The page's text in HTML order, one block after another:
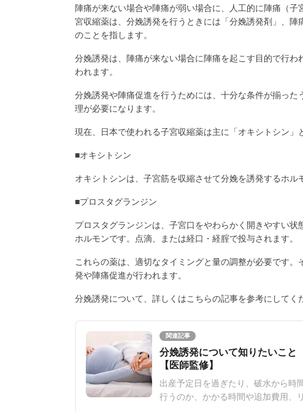
陣痛が来ない場合や陣痛が弱い場合に、人工的に陣痛（
宮収縮薬は、分娩誘発を行うときには「分娩誘発剤」、
のことを指します。
分娩誘発は、陣痛が来ない場合に陣痛を起こす目的で行
われます。
分娩誘発や陣痛促進を行うためには、十分な条件が揃っ
理が必要になります。
現在、日本で使われる子宮収縮薬は主に「オキシトシン」
■オキシトシン
オキシトシンは、子宮筋を収縮させて分娩を誘発するホル
■プロスタグランジン
プロスタグランジンは、子宮口をやわらかく開きやすい
ホルモンです。点滴、または経口・経腟で投与されます。
これらの薬は、適切なタイミングと量の調整が必要です
発や陣痛促進が行われます。
分娩誘発について、詳しくはこちらの記事を参考にしてく
関連記事
分娩誘発について知りたいこ
【医師監修】
出産予定日を過ぎたり、破水から時
行うのか、かかる時間や追加費用、